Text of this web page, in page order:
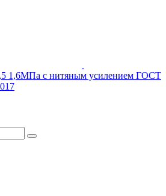
1,6МПа с нитяным усилением ГОСТ